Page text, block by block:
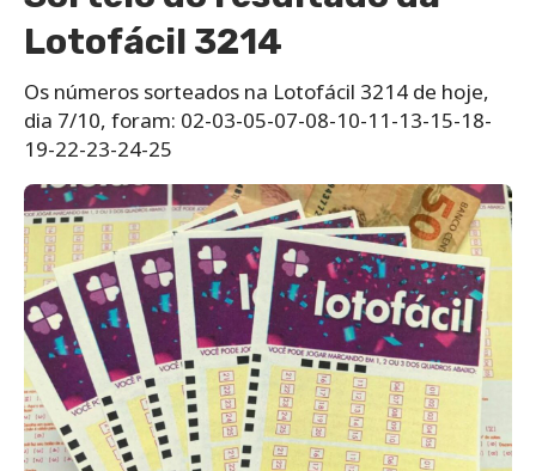
Lotofácil 3214
Os números sorteados na Lotofácil 3214 de hoje,
dia 7/10, foram: 02-03-05-07-08-10-11-13-15-18-
19-22-23-24-25